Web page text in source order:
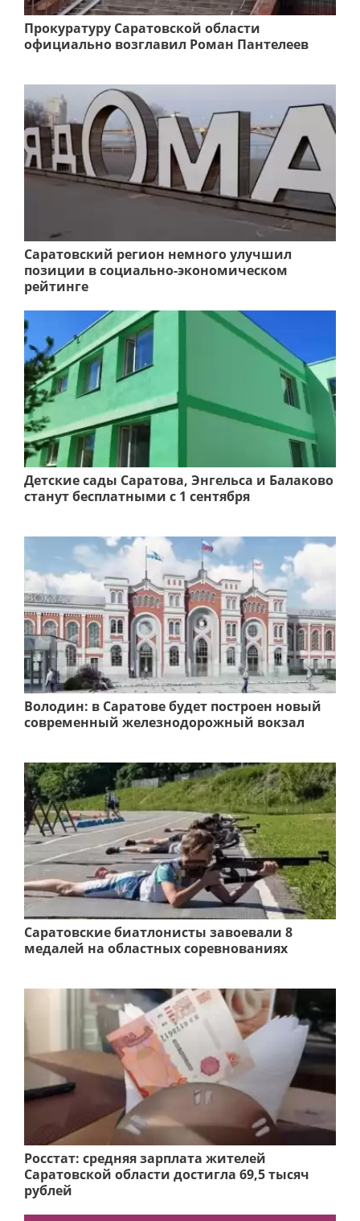
Прокуратуру Саратовской области
официально возглавил Роман Пантелеев
Саратовский регион немного улучшил
позиции в социально-экономическом
рейтинге
Детские сады Саратова, Энгельса и Балаково
станут бесплатными с 1 сентября
Володин: в Саратове будет построен новый
современный железнодорожный вокзал
Саратовские биатлонисты завоевали 8
медалей на областных соревнованиях
Росстат: средняя зарплата жителей
Саратовской области достигла 69,5 тысяч
рублей